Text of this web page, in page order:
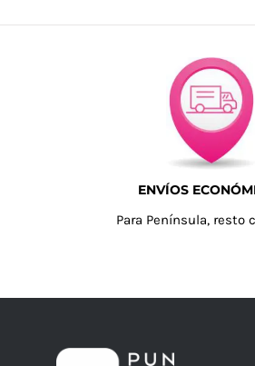
ENVÍOS
Para Península, resto